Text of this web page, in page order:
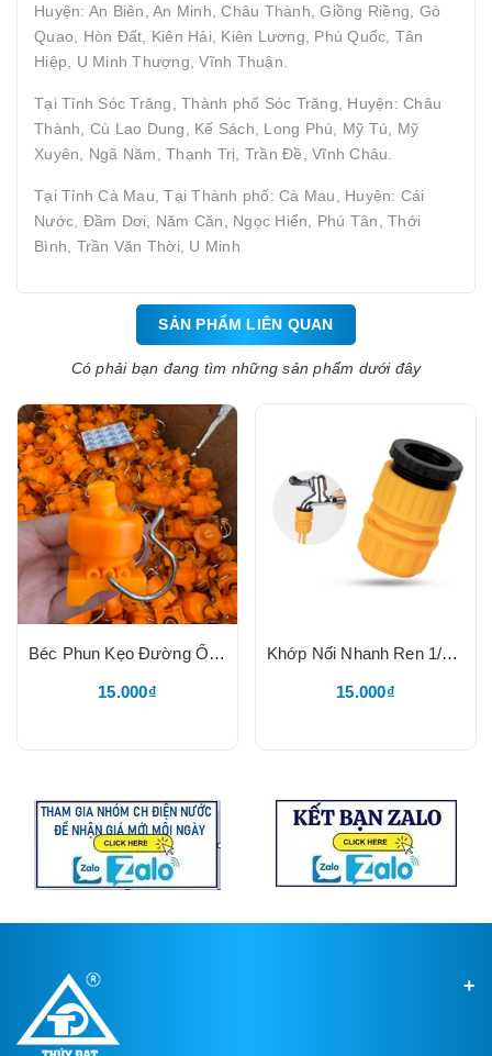
Huyện: An Biên, An Minh, Châu Thành, Giồng Riềng, Gò
Quao, Hòn Đất, Kiên Hải, Kiên Lương, Phú Quốc, Tân
Hiệp, U Minh Thượng, Vĩnh Thuận.
Tại Tỉnh Sóc Trăng, Thành phố Sóc Trăng, Huyện: Châu
Thành, Cù Lao Dung, Kế Sách, Long Phú, Mỹ Tú, Mỹ
Xuyên, Ngã Năm, Thạnh Trị, Trần Đề, Vĩnh Châu.
Tại Tỉnh Cà Mau, Tại Thành phố: Cà Mau, Huyện: Cái
Nước, Đầm Dơi, Năm Căn, Ngọc Hiển, Phú Tân, Thới
Bình, Trần Văn Thời, U Minh
SẢN PHẨM LIÊN QUAN
Có phải bạn đang tìm những sản phẩm dưới đây
Béc Phun Kẹo Đường Ống Nhựa, Béc Vàng 6510 Dày 2.0mm, Độ Tưới 0.24 m³/h, Kẹp Inox 201, Phun Dạng Dẻ Quạt
15.000₫
Khớp Nối Nhanh Ren 1/2, Chuyên Lắp Đầu Vòi Kết Nối Dây Mềm
15.000₫